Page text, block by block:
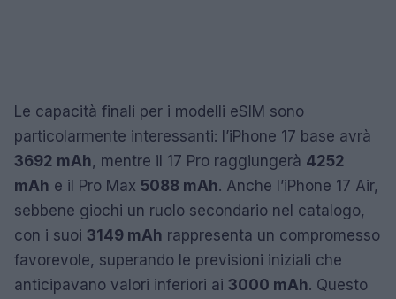
Le capacità finali per i modelli eSIM sono
particolarmente interessanti: l’iPhone 17 base avrà
3692 mAh, mentre il 17 Pro raggiungerà 4252
mAh e il Pro Max 5088 mAh. Anche l’iPhone 17 Air,
sebbene giochi un ruolo secondario nel catalogo,
con i suoi 3149 mAh rappresenta un compromesso
favorevole, superando le previsioni iniziali che
anticipavano valori inferiori ai 3000 mAh. Questo